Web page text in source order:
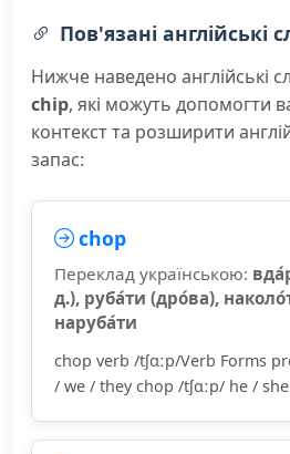
Пов'язані англійські
Нижче наведено англійські
chip, які можуть допомогти
контекст та розширити
запас:
chop
Переклад українською:
д.), руба́ти (дро́ва),
наруба́ти
chop verb /tʃɑːp/Verb Forms
/ we / they chop /tʃɑːp/ he /